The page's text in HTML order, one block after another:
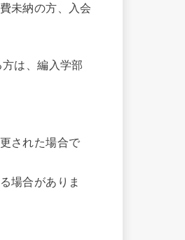
未納の方、入会
は、編入学部
された場合で
場合がありま